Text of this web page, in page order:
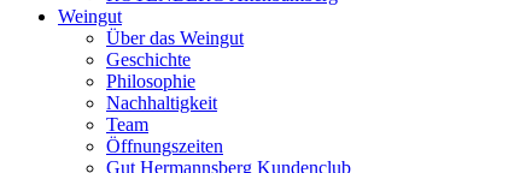
Weingut
Über das Weingut
Geschichte
Philosophie
Nachhaltigkeit
Team
Öffnungszeiten
Gut Hermannsberg Kundenclub